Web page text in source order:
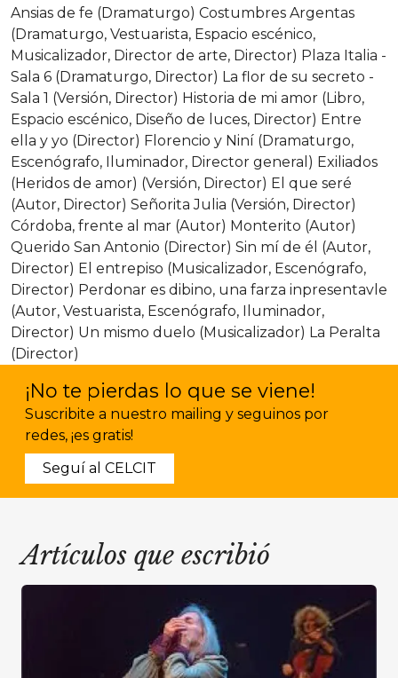
Ansias de fe (Dramaturgo) Costumbres Argentas
(Dramaturgo, Vestuarista, Espacio escénico,
Musicalizador, Director de arte, Director) Plaza Italia -
Sala 6 (Dramaturgo, Director) La flor de su secreto -
Sala 1 (Versión, Director) Historia de mi amor (Libro,
Espacio escénico, Diseño de luces, Director) Entre
ella y yo (Director) Florencio y Niní (Dramaturgo,
Escenógrafo, Iluminador, Director general) Exiliados
(Heridos de amor) (Versión, Director) El que seré
(Autor, Director) Señorita Julia (Versión, Director)
Córdoba, frente al mar (Autor) Monterito (Autor)
Querido San Antonio (Director) Sin mí de él (Autor,
Director) El entrepiso (Musicalizador, Escenógrafo,
Director) Perdonar es dibino, una farza inpresentavle
(Autor, Vestuarista, Escenógrafo, Iluminador,
Director) Un mismo duelo (Musicalizador) La Peralta
(Director)
¡No te pierdas lo que se viene!
Suscribite a nuestro mailing y seguinos por
redes, ¡es gratis!
Seguí al CELCIT
Artículos que escribió